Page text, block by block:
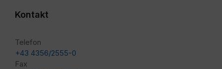
Kontakt
Telefon
+43 4356/2555-0
Fax